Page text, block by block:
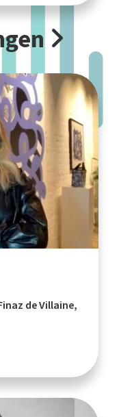
de Villaine,